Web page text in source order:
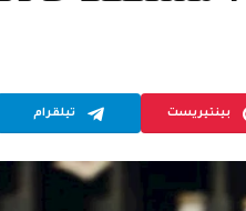
بينتيريست تيلقرام